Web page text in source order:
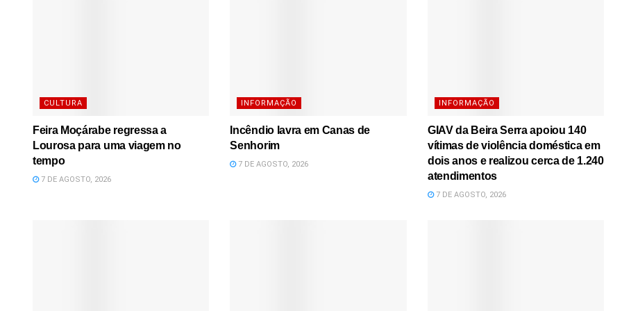
CULTURA
Feira Moçárabe regressa a
Lourosa para uma viagem no
tempo
7 DE AGOSTO, 2026
INFORMAÇÃO
Incêndio lavra em Canas de
Senhorim
7 DE AGOSTO, 2026
INFORMAÇÃO
GIAV da Beira Serra apoiou 140
vítimas de violência doméstica em
dois anos e realizou cerca de 1.240
atendimentos
7 DE AGOSTO, 2026